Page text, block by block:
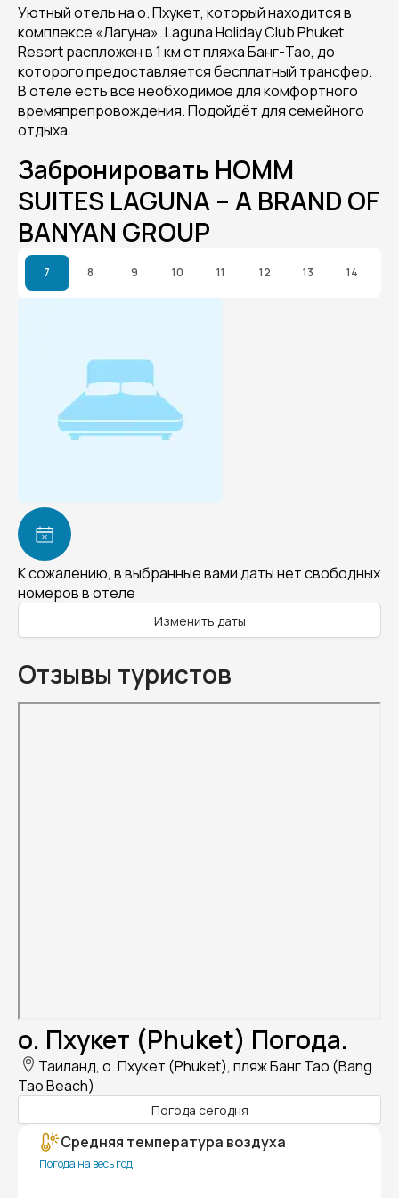
Уютный отель на о. Пхукет, который находится в
комплексе «Лагуна». Laguna Holiday Club Phuket
Resort распложен в 1 км от пляжа Банг-Тао, до
которого предоставляется бесплатный трансфер.
В отеле есть все необходимое для комфортного
времяпрепровождения. Подойдёт для семейного
отдыха.
Забронировать HOMM
SUITES LAGUNA – A BRAND OF
BANYAN GROUP
7 8 9 10 11 12 13 14
К сожалению, в выбранные вами даты нет свободных
номеров в отеле
Изменить даты
Отзывы туристов
о. Пхукет (Phuket) Погода.
Таиланд, о. Пхукет (Phuket), пляж Банг Тао (Bang
Tao Beach)
Погода сегодня
Средняя температура воздуха
Погода на весь год